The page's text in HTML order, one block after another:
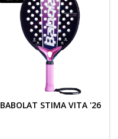
BABOLAT STIMA VITA '26